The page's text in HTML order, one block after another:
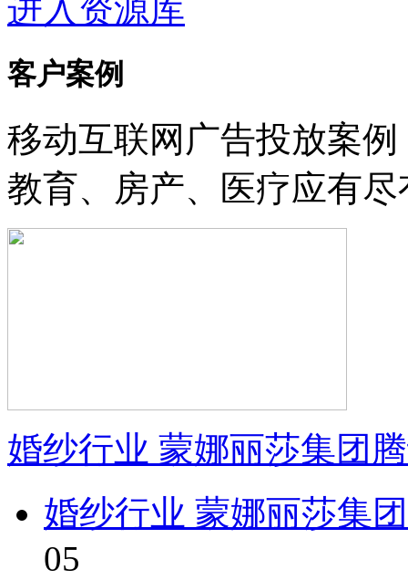
进入资源库
客户案例
移动互联网广告投放案
教育、房产、医疗应有尽
婚纱行业 蒙娜丽莎集团
婚纱行业 蒙娜丽莎集
05